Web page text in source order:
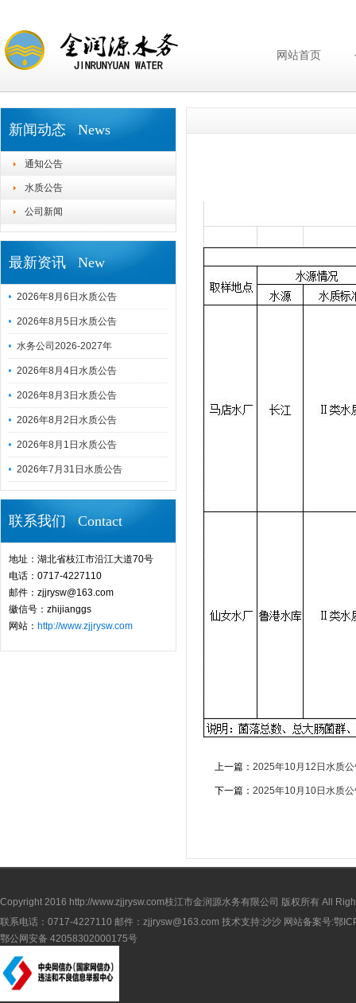
网站首页
新闻动态 News
通知公告
水质公告
公司新闻
最新资讯 New
2026年8月6日水质公告
2026年8月5日水质公告
水务公司2026-2027年
2026年8月4日水质公告
2026年8月3日水质公告
2026年8月2日水质公告
2026年8月1日水质公告
2026年7月31日水质公告
联系我们 Contact
地址：湖北省枝江市沿江大道70号
电话：0717-4227110
邮件：zjjrysw@163.com
徽信号：zhijianggs
网站： http://www.zjjrysw.com
上一篇： 2025年10月12日水质公
下一篇： 2025年10月10日水质公
Copyright 2016 http://www.zjjrysw.com枝江市金润源水务有限公司 版权所有 All
联系电话：0717-4227110 邮件：zjjrysw@163.com 技术支持:沙沙 网站备案号:鄂
鄂公网安备 42058302000175号